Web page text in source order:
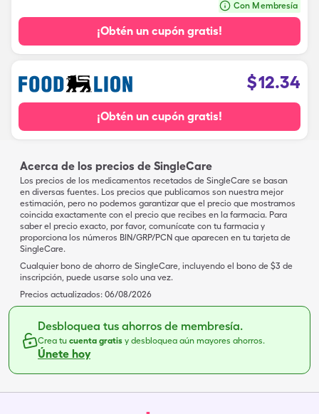
Con Membresía
¡Obtén un cupón gratis!
$12.34
¡Obtén un cupón gratis!
Acerca de los precios de SingleCare
Los precios de los medicamentos recetados de SingleCare se basan
en diversas fuentes. Los precios que publicamos son nuestra mejor
estimación, pero no podemos garantizar que el precio que mostramos
coincida exactamente con el precio que recibes en la farmacia. Para
saber el precio exacto, por favor, comunícate con tu farmacia y
proporciona los números BIN/GRP/PCN que aparecen en tu tarjeta de
SingleCare.
Cualquier bono de ahorro de SingleCare, incluyendo el bono de $3 de
inscripción, puede usarse solo una vez.
Precios actualizados: 06/08/2026
Desbloquea tus ahorros de membresía.
Crea tu cuenta gratis y desbloquea aún mayores ahorros.
Únete hoy